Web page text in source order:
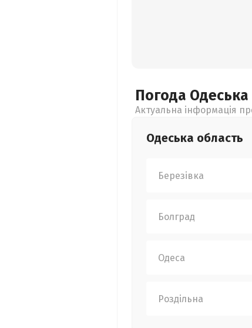
Погода Одеська
Актуальна інформація
Одеська область
Березівка
Болград
Одеса
Роздільна